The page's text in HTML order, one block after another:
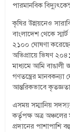
পারমানবিক
কৃষির উন্নয়নেও
বাংলাদেশ থেকে
২১০০ ঘোষণা
অভিপ্রায়ে ভিষণ
মাধ্যমে আমি বাঙালী
গণতন্ত্রের
আন্তরিকভাবে
এসময় সম্মানিয়
কর্তৃপক্ষ অত্র অঞ্চলের
প্রদানের পাশাপাশি